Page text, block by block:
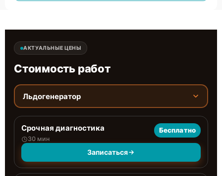
АКТУАЛЬНЫЕ ЦЕНЫ
Стоимость работ
Льдогенератор
Срочная диагностика
30 мин
Бесплатно
Записаться